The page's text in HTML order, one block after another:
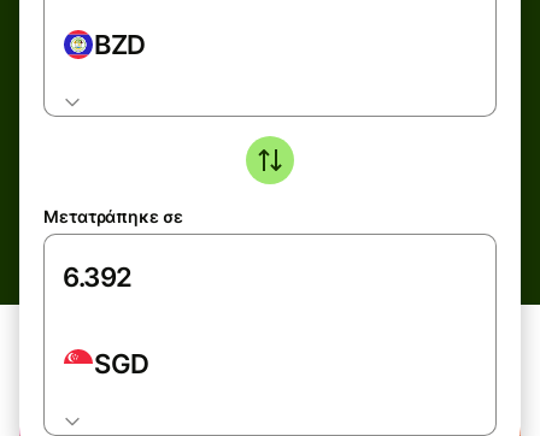
BZD
Μετατράπηκε σε
SGD